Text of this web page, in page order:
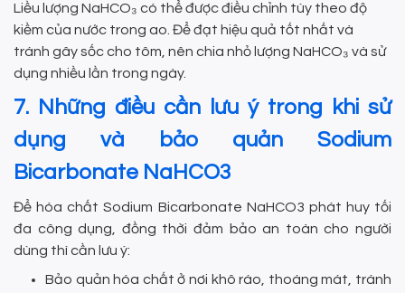
Liều lượng NaHCO₃ có thể được điều chỉnh tùy theo độ
kiềm của nước trong ao. Để đạt hiệu quả tốt nhất và
tránh gây sốc cho tôm, nên chia nhỏ lượng NaHCO₃ và sử
dụng nhiều lần trong ngày.
7. Những điều cần lưu ý trong khi sử
dụng và bảo quản Sodium
Bicarbonate NaHCO3
Để hóa chất Sodium Bicarbonate NaHCO3 phát huy tối
đa công dụng, đồng thời đảm bảo an toàn cho người
dùng thì cần lưu ý:
Bảo quản hóa chất ở nơi khô ráo, thoáng mát, tránh